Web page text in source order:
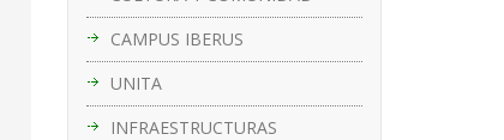
CAMPUS IBERUS
UNITA
INFRAESTRUCTURAS